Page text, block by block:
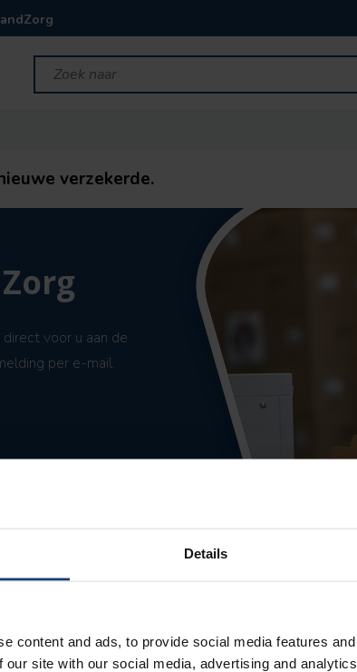
Details
content and ads, to provide social media features
our site with our social media, advertising and
verzekerde.
voor u aan de
per e-mail.